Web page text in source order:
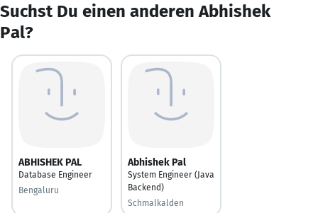
Suchst Du einen anderen Abhishek
Pal?
ABHISHEK PAL
Database Engineer
Bengaluru
Abhishek Pal
System Engineer (Java
Backend)
Schmalkalden